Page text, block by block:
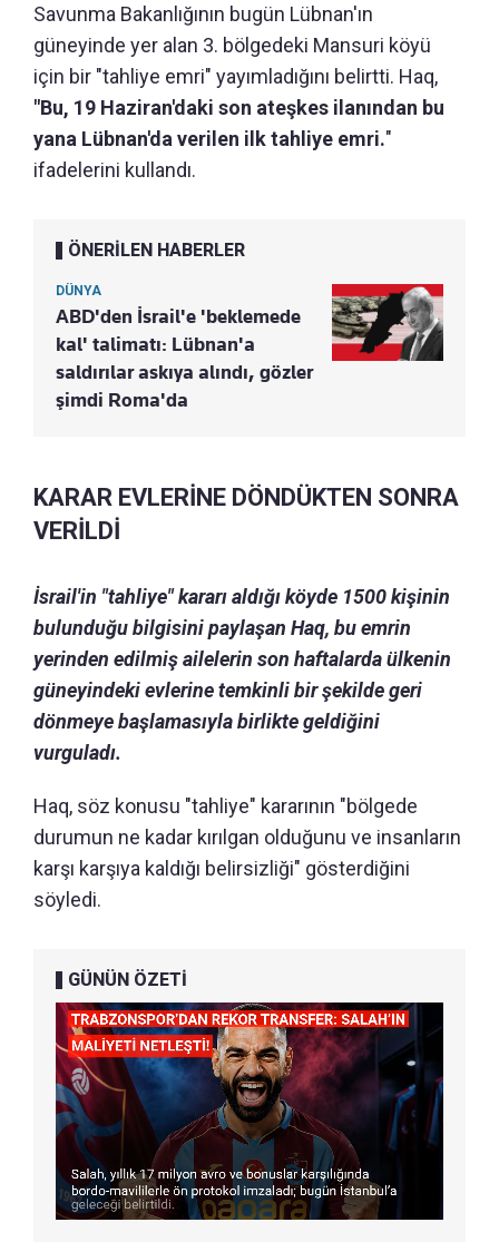
Savunma Bakanlığının bugün Lübnan'ın
güneyinde yer alan 3. bölgedeki Mansuri köyü
için bir "tahliye emri" yayımladığını belirtti. Haq,
"Bu, 19 Haziran'daki son ateşkes ilanından bu
yana Lübnan'da verilen ilk tahliye emri."
ifadelerini kullandı.
ÖNERİLEN HABERLER
DÜNYA
ABD'den İsrail'e 'beklemede
kal' talimatı: Lübnan'a
saldırılar askıya alındı, gözler
şimdi Roma'da
KARAR EVLERİNE DÖNDÜKTEN SONRA
VERİLDİ
İsrail'in "tahliye" kararı aldığı köyde 1500 kişinin
bulunduğu bilgisini paylaşan Haq, bu emrin
yerinden edilmiş ailelerin son haftalarda ülkenin
güneyindeki evlerine temkinli bir şekilde geri
dönmeye başlamasıyla birlikte geldiğini
vurguladı.
Haq, söz konusu "tahliye" kararının "bölgede
durumun ne kadar kırılgan olduğunu ve insanların
karşı karşıya kaldığı belirsizliği" gösterdiğini
söyledi.
GÜNÜN ÖZETİ